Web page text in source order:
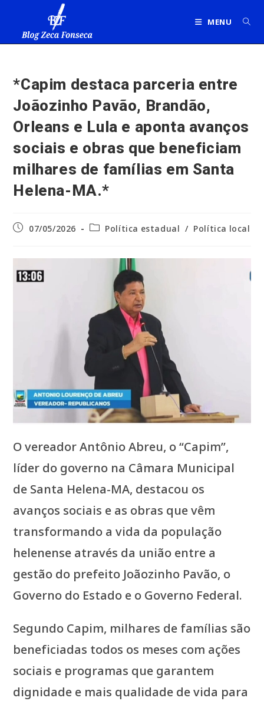
MENU
*Capim destaca parceria entre
Joãozinho Pavão, Brandão,
Orleans e Lula e aponta avanços
sociais e obras que beneficiam
milhares de famílias em Santa
Helena-MA.*
Post07/05/2026
Categoria
Política estadual / Política local
O vereador Antônio Abreu, o “Capim”,
líder do governo na Câmara Municipal
de Santa Helena-MA, destacou os
avanços sociais e as obras que vêm
transformando a vida da população
helenense através da união entre a
gestão do prefeito Joãozinho Pavão, o
Governo do Estado e o Governo Federal.
Segundo Capim, milhares de famílias são
beneficiadas todos os meses com ações
sociais e programas que garantem
dignidade e mais qualidade de vida para